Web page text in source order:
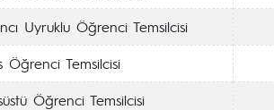
Uyruklu Öğrenci Temsilcisi
Öğrenci Temsilcisi
Öğrenci Temsilcisi